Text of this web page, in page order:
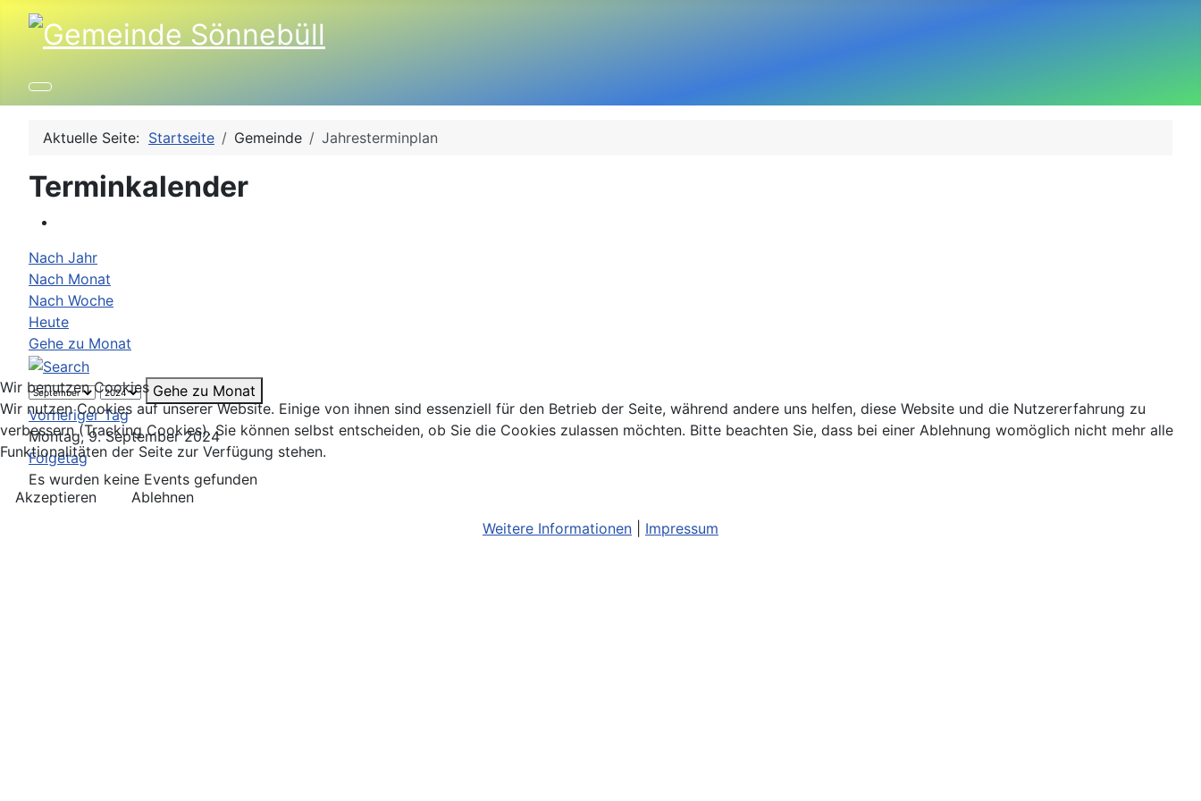
Aktuelle Seite: Startseite Gemeinde Jahresterminplan
Terminkalender
Nach Jahr
Nach Monat
Nach Woche
Heute
Gehe zu Monat
Gehe zu Monat
Vorheriger Tag
Montag, 9. September 2024
Folgetag
Es wurden keine Events gefunden
Wir benutzen Cookies
Wir nutzen Cookies auf unserer Website. Einige von ihnen sind essenziell für den Betrieb der Seite, während andere uns helfen, diese Website und die Nutzererfahrung zu
verbessern (Tracking Cookies). Sie können selbst entscheiden, ob Sie die Cookies zulassen möchten. Bitte beachten Sie, dass bei einer Ablehnung womöglich nicht mehr alle
Funktionalitäten der Seite zur Verfügung stehen.
Akzeptieren
Ablehnen
Weitere Informationen
Impressum